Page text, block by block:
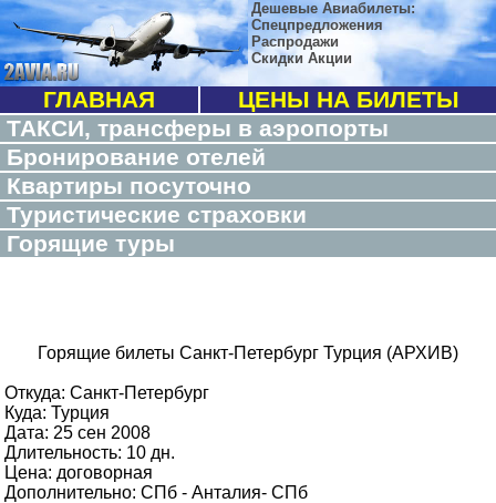
Дешевые Авиабилеты:
Спецпредложения
Распродажи
Скидки Акции
ГЛАВНАЯ
ЦЕНЫ НА БИЛЕТЫ
ТАКСИ, трансферы в аэропорты
Бронирование отелей
Квартиры посуточно
Туристические страховки
Горящие туры
Горящие билеты Санкт-Петербург Турция (АРХИВ)
Откуда: Санкт-Петербург
Куда: Турция
Дата: 25 сен 2008
Длительность: 10 дн.
Цена: договорная
Дополнительно: СПб - Анталия- СПб